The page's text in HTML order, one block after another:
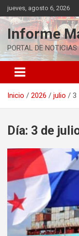
Saltar
al
contenido
jueves, agosto 6, 2026
Informe
PORTAL DE NOTICIAS
Inicio 2026 julio 3
Día: 3 de